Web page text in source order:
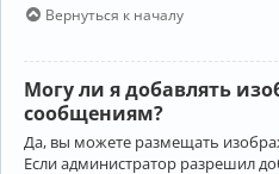
Вернуться к началу
Могу ли я добавлять
сообщениям?
Да, вы можете размещать
Если администратор разрешил